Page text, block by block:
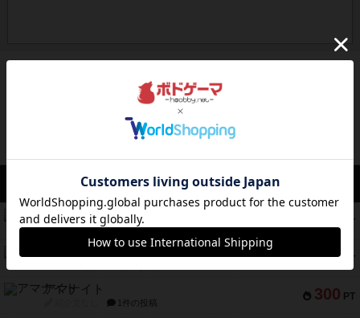
ボドゲーマのアプリ版はこちら
アクセス数 急上昇中
PT
スチームローラーズ
紹介文なし 2件の投稿
326 PT
300 PT
アマナイト
1件の投稿